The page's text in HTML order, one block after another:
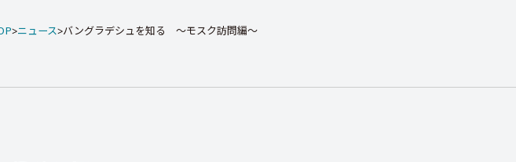
ニュース バングラデシュを知る ～モスク訪問編～